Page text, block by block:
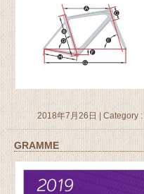
2018年7月26日 | Category :
GRAMME